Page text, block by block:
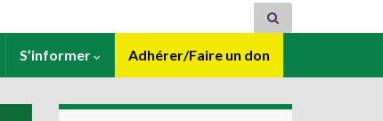
S’informer Adhérer/Faire un don